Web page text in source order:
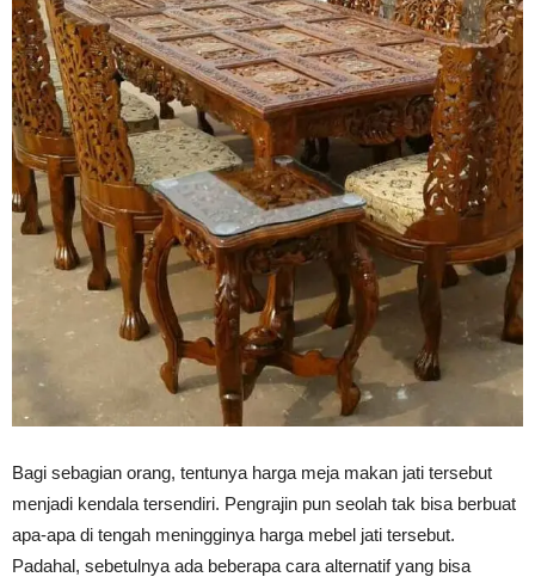
Bagi sebagian orang, tentunya harga meja makan jati tersebut
menjadi kendala tersendiri. Pengrajin pun seolah tak bisa berbuat
apa-apa di tengah meningginya harga mebel jati tersebut.
Padahal, sebetulnya ada beberapa cara alternatif yang bisa